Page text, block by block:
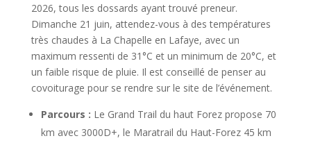
2026, tous les dossards ayant trouvé preneur.
Dimanche 21 juin, attendez-vous à des températures
très chaudes à La Chapelle en Lafaye, avec un
maximum ressenti de 31°C et un minimum de 20°C, et
un faible risque de pluie. Il est conseillé de penser au
covoiturage pour se rendre sur le site de l’événement.
Parcours : Le Grand Trail du haut Forez propose 70
km avec 3000D+, le Maratrail du Haut-Forez 45 km